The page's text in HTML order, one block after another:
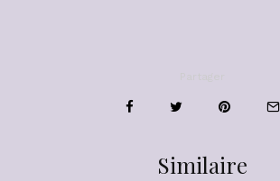
Similaire